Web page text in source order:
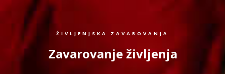
ŽIVLJENJSKA ZAVAROVANJA
Zavarovanje življenja